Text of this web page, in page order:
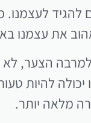
לעצמנו.
את עצמנו
למרבה הצער,
להיות
מלאה יותר.